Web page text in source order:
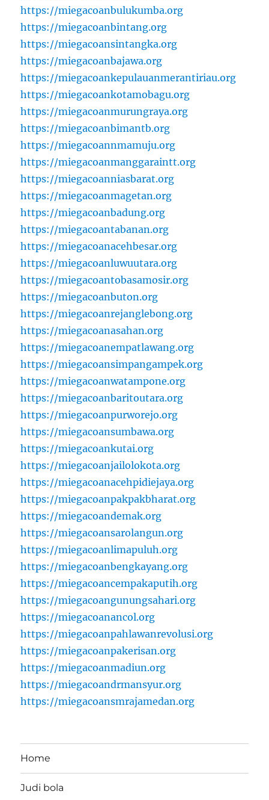
https://miegacoanbulukumba.org
https://miegacoanbintang.org
https://miegacoansintangka.org
https://miegacoanbajawa.org
https://miegacoankepulauanmerantiriau.org
https://miegacoankotamobagu.org
https://miegacoanmurungraya.org
https://miegacoanbimantb.org
https://miegacoannmamuju.org
https://miegacoanmanggaraintt.org
https://miegacoanniasbarat.org
https://miegacoanmagetan.org
https://miegacoanbadung.org
https://miegacoantabanan.org
https://miegacoanacehbesar.org
https://miegacoanluwuutara.org
https://miegacoantobasamosir.org
https://miegacoanbuton.org
https://miegacoanrejanglebong.org
https://miegacoanasahan.org
https://miegacoanempatlawang.org
https://miegacoansimpangampek.org
https://miegacoanwatampone.org
https://miegacoanbaritoutara.org
https://miegacoanpurworejo.org
https://miegacoansumbawa.org
https://miegacoankutai.org
https://miegacoanjailolokota.org
https://miegacoanacehpidiejaya.org
https://miegacoanpakpakbharat.org
https://miegacoandemak.org
https://miegacoansarolangun.org
https://miegacoanlimapuluh.org
https://miegacoanbengkayang.org
https://miegacoancempakaputih.org
https://miegacoangunungsahari.org
https://miegacoanancol.org
https://miegacoanpahlawanrevolusi.org
https://miegacoanpakerisan.org
https://miegacoanmadiun.org
https://miegacoandrmansyur.org
https://miegacoansmrajamedan.org
Home
Judi bola